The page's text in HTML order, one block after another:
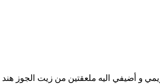
و أضيفي اليه ملعقتين من زيت الجوز هند